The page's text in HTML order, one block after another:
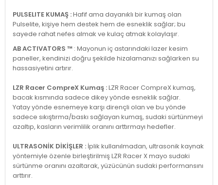
PULSELITE KUMAŞ :Hafif ama dayanıklı bir kumaş olan
Pulselite, kişiye hem destek hem de esneklik sağlar; bu
sayede rahat nefes almak ve kulaç atmak kolaylaşır.
AB ACTIVATORS ™ : Mayonun iç astarındaki lazer kesim
paneller, kendinizi doğru şekilde hizalamanızı sağlarken su
hassasiyetini artırır.
LZR Racer CompreX Kumaş :LZR Racer CompreX kumaş,
bacak kısmında sadece dikey yönde esneklik sağlar.
Yatay yönde esnemeye karşı dirençli olan ve bu yönde
sadece sıkıştırma/baskı sağlayan kumaş, sudaki sürtünmeyi
azaltıp, kasların verimlilik oranını arttırmayı hedefler.
ULTRASONİK DİKİŞLER : İplik kullanılmadan, ultrasonik kaynak
yöntemiyle özenle birleştirilmiş LZR Racer X mayo sudaki
sürtünme oranını azaltarak, yüzücünün sudaki performansını
arttırır.